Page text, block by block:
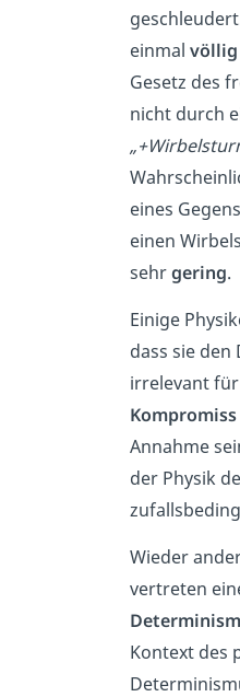
einmal völlig
Gesetz des
nicht durch
eines
einen
sehrgering.
Einige
dass sie
irrelevant für
Annahme
der Physik
Wieder
vertreten
Kontext des